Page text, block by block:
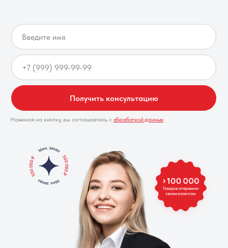
Получить консультацию
Нажимая на кнопку, вы соглашаетесь с обработкой данных